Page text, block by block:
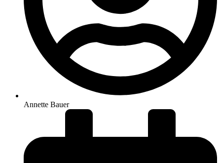
Annette Bauer